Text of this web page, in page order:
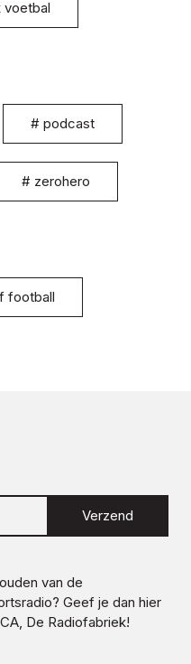
voetbal
# podcast
# zerohero
football
Verzend
van de
? Geef je dan hier
De Radiofabriek!